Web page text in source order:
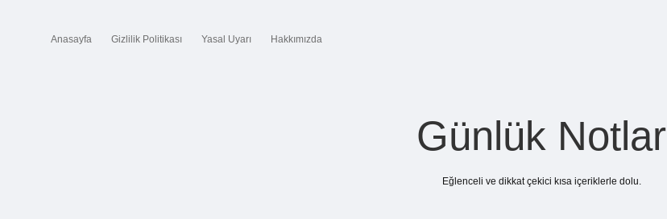
Anasayfa Gizlilik Politikası Yasal Uyarı Hakkımızda
Günlük Notlar
Eğlenceli ve dikkat çekici kısa içeriklerle dolu.